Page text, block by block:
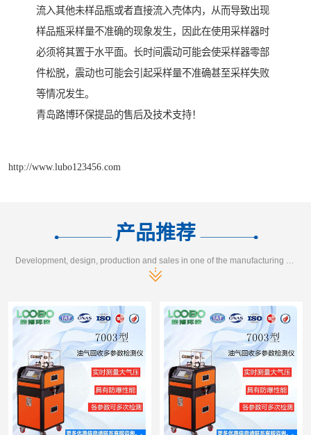
流入其他未样品瓶或者直接流入壳体内，从而导致出现
样品瓶采样量不准确的现象发生，因此在使用采样器时
必须将其置于水平面。长时间震动可能会使采样器零部
件松脱，震动也可能会引起采样量不准确甚至采样失败
等情况发生。
青岛路博环保提品的售后及技术支持！
http://www.lubo123456.com
产品推荐